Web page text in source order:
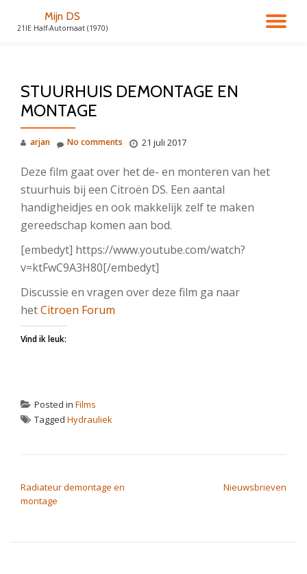
Mijn DS
21IE Half-Automaat (1970)
STUURHUIS DEMONTAGE EN
MONTAGE
arjan 21 juli 2017
No comments
Deze film gaat over het de- en monteren van het
stuurhuis bij een Citroën DS. Een aantal
handigheidjes en ook makkelijk zelf te maken
gereedschap komen aan bod.
[embedyt] https://www.youtube.com/watch?
v=ktFwC9A3H80[/embedyt]
Discussie en vragen over deze film ga naar
hetCitroen Forum
Vind ik leuk:
Posted in Films
Tagged Hydrauliek
Radiateur demontage en
montage
Nieuwsbrieven